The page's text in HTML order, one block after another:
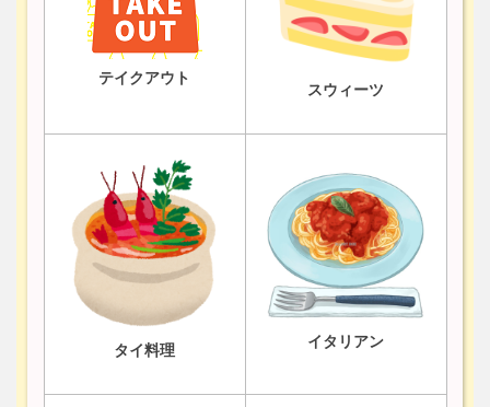
テイクアウト
スウィーツ
タイ料理
イタリアン